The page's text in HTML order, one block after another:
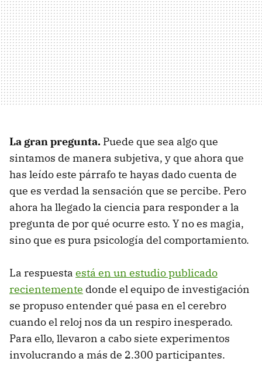
La gran pregunta. Puede que sea algo que
sintamos de manera subjetiva, y que ahora que
has leído este párrafo te hayas dado cuenta de
que es verdad la sensación que se percibe. Pero
ahora ha llegado la ciencia para responder a la
pregunta de por qué ocurre esto. Y no es magia,
sino que es pura psicología del comportamiento.
La respuesta está en un estudio publicado
recientemente donde el equipo de investigación
se propuso entender qué pasa en el cerebro
cuando el reloj nos da un respiro inesperado.
Para ello, llevaron a cabo siete experimentos
involucrando a más de 2.300 participantes.